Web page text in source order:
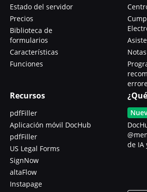
Estado del servidor
Precios
Biblioteca de
formularios
Características
Funciones
Recursos
pdfFiller
Aplicación móvil DocHub
pdfFiller
US Legal Forms
SignNow
altaFlow
Instapage
de IA